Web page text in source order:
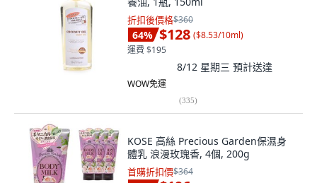
折扣後價格$360
64% $128 ($8.53/10ml)
運費 $195
8/12 星期三 預計送達
WOW免運
(335)
KOSE 高絲 Precious Garden保濕身
體乳 浪漫玫瑰香, 4個, 200g
首購折扣價$364